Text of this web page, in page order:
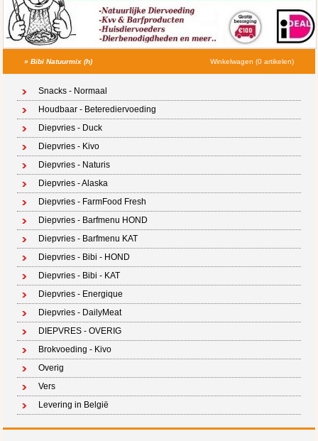
»Bibi Natuurmix (h) Winkelwagen (0 artikelen)
Snacks - Normaal
Houdbaar - Beterediervoeding
Diepvries - Duck
Diepvries - Kivo
Diepvries - Naturis
Diepvries - Alaska
Diepvries - FarmFood Fresh
Diepvries - Barfmenu HOND
Diepvries - Barfmenu KAT
Diepvries - Bibi - HOND
Diepvries - Bibi - KAT
Diepvries - Energique
Diepvries - DailyMeat
DIEPVRES - OVERIG
Brokvoeding - Kivo
Overig
Vers
Levering in België